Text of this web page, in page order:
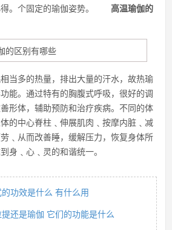
得。个固定的瑜伽姿势。 高温瑜伽的
当多的热量，排出大量的汗水，故热瑜
能。通过特有的胸腹式呼吸，很好的调
形体，辅助预防和治疗疾病。不同的体
的中心脊柱﹑伸展肌肉﹑按摩内脏﹑减
﹑从而改善睡，缓解压力，恢复身体所
到身﹑心﹑灵的和谐统一。
功效是什么 有什么用
还是瑜伽 它们的功能是什么